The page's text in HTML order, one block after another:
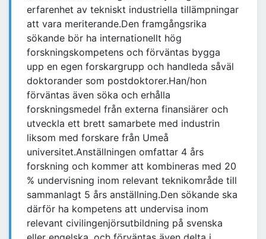
erfarenhet av tekniskt industriella tillämpningar
att vara meriterande.Den framgångsrika
sökande bör ha internationellt hög
forskningskompetens och förväntas bygga
upp en egen forskargrupp och handleda såväl
doktorander som postdoktorer.Han/hon
förväntas även söka och erhålla
forskningsmedel från externa finansiärer och
utveckla ett brett samarbete med industrin
liksom med forskare från Umeå
universitet.Anställningen omfattar 4 års
forskning och kommer att kombineras med 20
% undervisning inom relevant teknikområde till
sammanlagt 5 års anställning.Den sökande ska
därför ha kompetens att undervisa inom
relevant civilingenjörsutbildning på svenska